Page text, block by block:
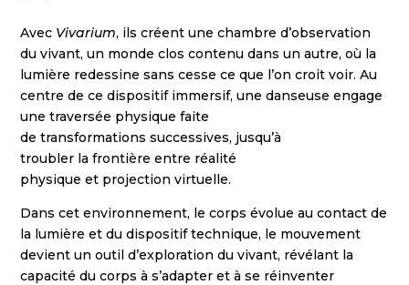
Avec Vivarium, ils créent une chambre d’observation
du vivant, un monde clos contenu dans un autre, où la
lumière redessine sans cesse ce que l’on croit voir. Au
centre de ce dispositif immersif, une danseuse engage
une traversée physique faite
de transformations successives, jusqu’à
troubler la frontière entre réalité
physique et projection virtuelle.
Dans cet environnement, le corps évolue au contact de
la lumière et du dispositif technique, le mouvement
devient un outil d’exploration du vivant, révélant la
capacité du corps à s’adapter et à se réinventer